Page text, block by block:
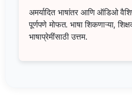
अमर्यादित भाषांतर आणि ऑडिओ
पूर्णपणे मोफत. भाषा शिकणाऱ्या,
भाषाप्रेमींसाठी उत्तम.